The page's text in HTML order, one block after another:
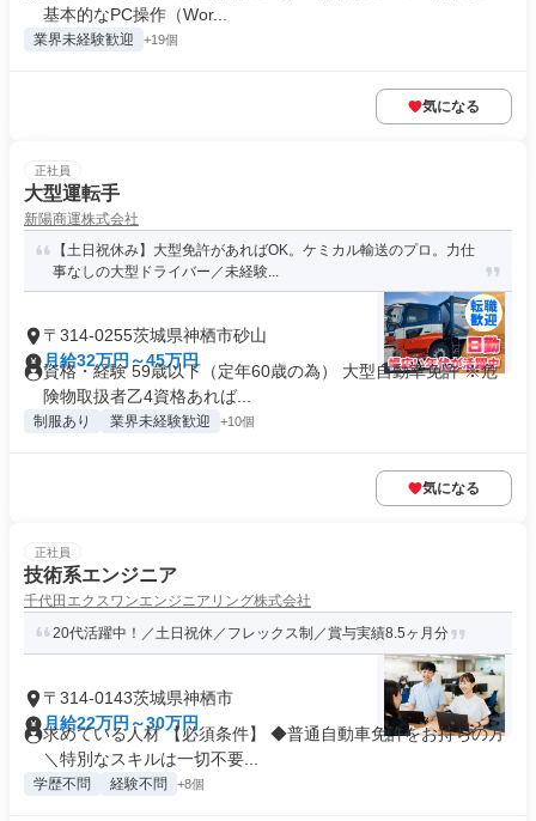
基本的なPC操作（Wor...
業界未経験歓迎 +19個
気になる
正社員
大型運転手
新陽商運株式会社
【土日祝休み】大型免許があればOK。ケミカル輸送のプロ。力仕
事なしの大型ドライバー／未経験...
〒314-0255茨城県神栖市砂山
月給32万円～45万円
資格・経験 59歳以下（定年60歳の為） 大型自動車免許 ※危
険物取扱者乙4資格あれば...
制服あり 業界未経験歓迎 +10個
気になる
正社員
技術系エンジニア
千代田エクスワンエンジニアリング株式会社
20代活躍中！／土日祝休／フレックス制／賞与実績8.5ヶ月分
〒314-0143茨城県神栖市
月給22万円～30万円
求めている人材 【必須条件】 ◆普通自動車免許をお持ちの方
＼特別なスキルは一切不要...
学歴不問 経験不問 +8個